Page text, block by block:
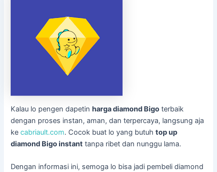
Kalau lo pengen dapetinharga diamond Bigo terbaik
dengan proses instan, aman, dan terpercaya, langsung aja
kecabriault.com. Cocok buat lo yang butuhtop up
diamond Bigo instant tanpa ribet dan nunggu lama.
Dengan informasi ini, semoga lo bisa jadi pembeli diamond